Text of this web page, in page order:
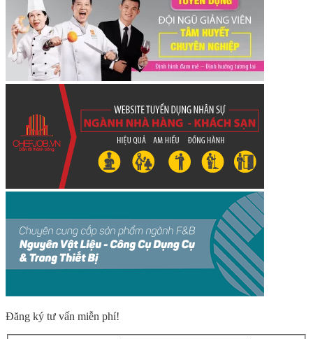
Đăng ký tư vấn miễn phí!